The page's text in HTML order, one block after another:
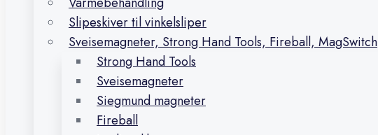
Slipeskiver til vinkelsliper
Sveisemagneter, Strong Hand Tools, Fireball, MagSwitch
Strong Hand Tools
Sveisemagneter
Siegmund magneter
Fireball